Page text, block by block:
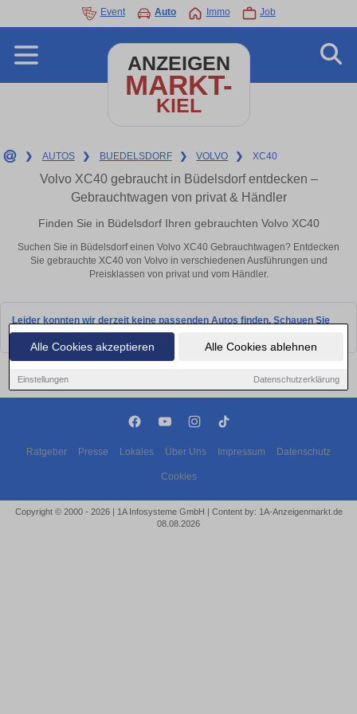
Alle Cookies akzeptieren Alle Cookies ablehnen
Einstellungen Datenschutzerklärung
Event Auto Immo Job
ANZEIGEN
MARKT-
KIEL
❯ AUTOS ❯ BUEDELSDORF ❯ VOLVO ❯ XC40
Volvo XC40 gebraucht in Büdelsdorf entdecken –
Gebrauchtwagen von privat & Händler
Finden Sie in Büdelsdorf Ihren gebrauchten Volvo XC40
Suchen Sie in Büdelsdorf einen Volvo XC40 Gebrauchtwagen? Entdecken
Sie gebrauchte XC40 von Volvo in verschiedenen Ausführungen und
Preisklassen von privat und vom Händler.
Leider konnten wir derzeit keine passenden Autos finden. Schauen Sie
bald wieder vorbei!
Ratgeber Presse Lokales Über Uns Impressum Datenschutz
Cookies
Copyright © 2000 - 2026 | 1A Infosysteme GmbH | Content by: 1A-Anzeigenmarkt.de
08.08.2026